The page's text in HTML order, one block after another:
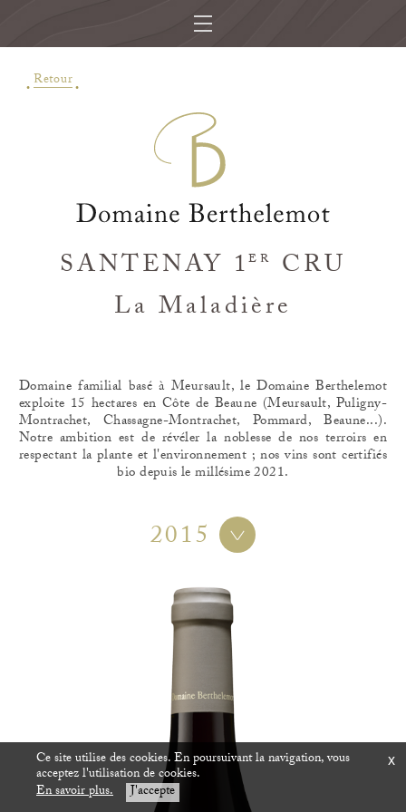
Retour
SANTENAY 1ER
CRU
La Maladière
Domaine familial basé à Meursault, le Domaine Berthelemot
exploite 15 hectares en Côte de Beaune (Meursault, Puligny-
Montrachet, Chassagne-Montrachet, Pommard, Beaune...).
Notre ambition est de révéler la noblesse de nos terroirs en
respectant la plante et l'environnement ; nos vins sont certifiés
bio depuis le millésime 2021.
2015
Ce site utilise des cookies. En poursuivant la navigation, vous
acceptez l'utilisation de cookies.
En savoir plus. J'accepte
x